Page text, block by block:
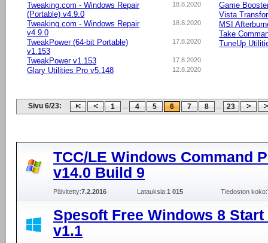
18.8.2020
Tweaking.com - Windows Repair
(Portable) v4.9.0
18.8.2020
Tweaking.com - Windows Repair
v4.9.0
17.8.2020
TweakPower (64-bit Portable)
v1.153
17.8.2020
TweakPower v1.153
12.8.2020
Glary Utilities Pro v5.148
Game
Vista
MSI
Take
TuneUp
Sivu 6/23: 1 ... 4 5 6 7 8 ... 23
TCC/LE Windows Command
v14.0 Build 9
Päivitetty:7.2.2016 Latauksia:1 015 Tiedoston koko:
Spesoft Free Windows 8 Start
v1.1